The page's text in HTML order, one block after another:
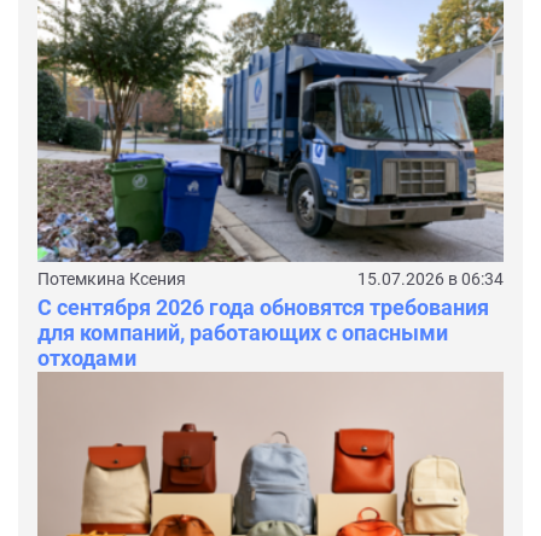
Потемкина Ксения 15.07.2026 в 06:34
С сентября 2026 года обновятся требования
для компаний, работающих с опасными
отходами